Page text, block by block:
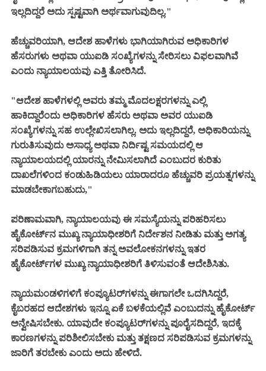
ಇಲ್ಲದಿದ್ದರೆ ಅದು ಸ್ಪಷ್ಟವಾಗಿ ಅರ್ಥವಾಗುವುದಿಲ್ಲ."
ಹೆಚ್ಚುವರಿಯಾಗಿ, ಆದೇಶ ಹಾಳೆಗಳು ಭಾಗಿಯಾಗಿರುವ ಅಧಿಕಾರಿಗಳ
ಹೆಸರುಗಳು ಅಥವಾ ಯುಐಡಿ ಸಂಖ್ಯೆಗಳನ್ನು ಸೇರಿಸಲು ವಿಫಲವಾಗಿವೆ
ಎಂದು ನ್ಯಾಯಾಲಯವು ಎತ್ತಿ ತೋರಿಸಿದೆ.
"ಆದೇಶ ಹಾಳೆಗಳಲ್ಲಿ ಅವರು ತಮ್ಮ ಮೊದಲಕ್ಷರಗಳನ್ನು ಎಲ್ಲಿ
ಹಾಕಿದ್ದಾರೆಂದು ಅಧಿಕಾರಿಗಳ ಹೆಸರು ಅಥವಾ ಅವರ ಯುಐಡಿ
ಸಂಖ್ಯೆಗಳನ್ನು ಸಹ ಉಲ್ಲೇಖಿಸಲಾಗಿಲ್ಲ. ಅದು ಇಲ್ಲದಿದ್ದರೆ, ಅಧಿಕಾರಿಯನ್ನು
ಗುರುತಿಸುವುದು ಅಸಾಧ್ಯ ಅಥವಾ ನಿರ್ದಿಷ್ಟ ಸಮಯದಲ್ಲಿ ಆ
ನ್ಯಾಯಾಲಯದಲ್ಲಿ ಯಾರನ್ನು ನೇಮಿಸಲಾಗಿದೆ ಎಂಬುದರ ಕುರಿತು
ದಾಖಲೆಗಳಿಂದ ಕಂಡುಹಿಡಿಯಲು ಯಾರಾದರೂ ಹೆಚ್ಚುವರಿ ಪ್ರಯತ್ನಗಳನ್ನು
ಮಾಡಬೇಕಾಗಬಹುದು,"
ಪರಿಣಾಮವಾಗಿ, ನ್ಯಾಯಾಲಯವು ಈ ಸಮಸ್ಯೆಯನ್ನು ಪರಿಹರಿಸಲು
ಹೈಕೋರ್ಟ್‌ನ ಮುಖ್ಯ ನ್ಯಾಯಾಧೀಶರಿಗೆ ನಿರ್ದೇಶನ ನೀಡಿತು ಮತ್ತು ಅಗತ್ಯ
ಸರಿಪಡಿಸುವ ಕ್ರಮಗಳಿಗಾಗಿ ತನ್ನ ಅವಲೋಕನಗಳನ್ನು ಇತರ
ಹೈಕೋರ್ಟ್‌ಗಳ ಮುಖ್ಯ ನ್ಯಾಯಾಧೀಶರಿಗೆ ತಿಳಿಸುವಂತೆ ಆದೇಶಿಸಿತು.
ನ್ಯಾಯಮಂಡಳಿಗಳಿಗೆ ಕಂಪ್ಯೂಟರ್‌ಗಳನ್ನು ಈಗಾಗಲೇ ಒದಗಿಸಿದ್ದರೆ,
ಕೈಬರಹದ ಆದೇಶಗಳು ಇನ್ನೂ ಏಕೆ ಬಳಕೆಯಲ್ಲಿವೆ ಎಂಬುದನ್ನು ಹೈಕೋರ್ಟ್
ಅನ್ವೇಷಿಸಬೇಕು. ಯಾವುದೇ ಕಂಪ್ಯೂಟರ್‌ಗಳನ್ನು ಪೂರೈಸದಿದ್ದರೆ, ಇದಕ್ಕೆ
ಕಾರಣಗಳನ್ನು ಪರಿಶೀಲಿಸಬೇಕು ಮತ್ತು ತಕ್ಷಣದ ಸರಿಪಡಿಸುವ ಕ್ರಮಗಳನ್ನು
ಜಾರಿಗೆ ತರಬೇಕು ಎಂದು ಅದು ಹೇಳಿದೆ.